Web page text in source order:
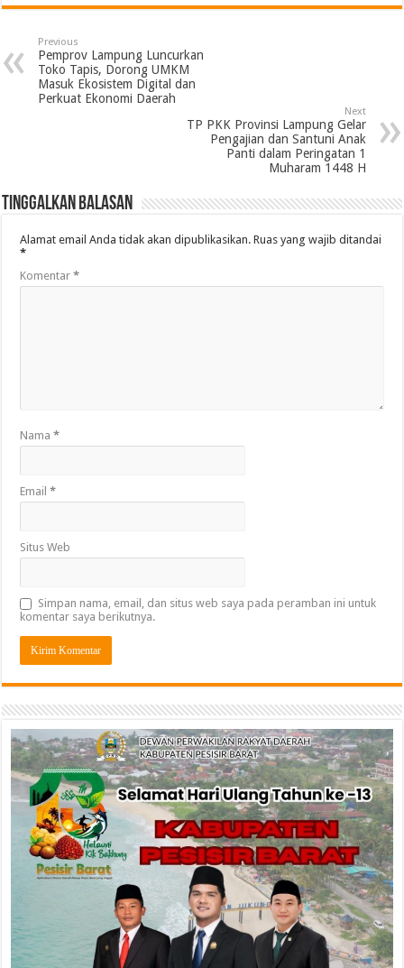
Previous
Pemprov Lampung Luncurkan
Toko Tapis, Dorong UMKM
Masuk Ekosistem Digital dan
Perkuat Ekonomi Daerah
Next
TP PKK Provinsi Lampung Gelar
Pengajian dan Santuni Anak
Panti dalam Peringatan 1
Muharam 1448 H
Tinggalkan Balasan
Alamat email Anda tidak akan dipublikasikan. Ruas yang wajib ditandai
*
Komentar*
Nama*
Email*
Situs Web
Simpan nama, email, dan situs web saya pada peramban ini untuk
komentar saya berikutnya.